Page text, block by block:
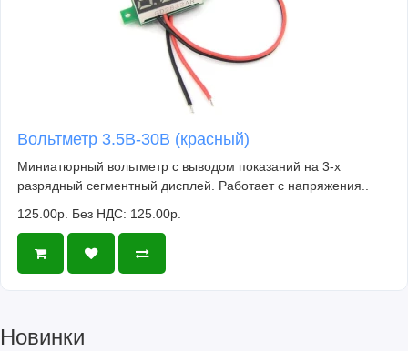
Вольтметр 3.5В-30В (красный)
Миниатюрный вольтметр с выводом показаний на 3-х
разрядный сегментный дисплей. Работает с напряжения..
125.00р. Без НДС: 125.00р.
Новинки